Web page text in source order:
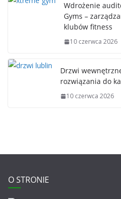
Wdrożenie
Gyms –
klubów fitness
10 czerwca 2026
Drzwi
rozwiązania do
10 czerwca 2026
O STRONIE